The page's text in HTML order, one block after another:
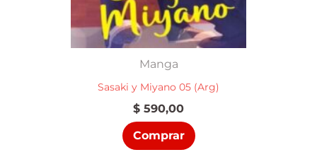
Manga
Sasaki y Miyano 05 (Arg)
$ 590,00
Comprar